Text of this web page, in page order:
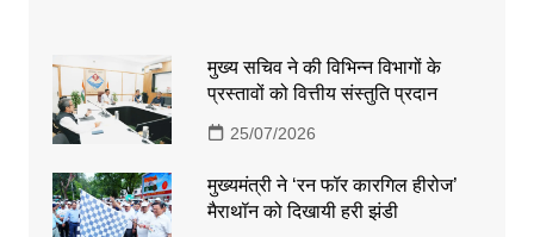
मुख्य सचिव ने की विभिन्न विभागों के
प्रस्तावों को वित्तीय संस्तुति प्रदान
25/07/2026
मुख्यमंत्री ने ‘रन फॉर कारगिल हीरोज’
मैराथॉन को दिखायी हरी झंडी